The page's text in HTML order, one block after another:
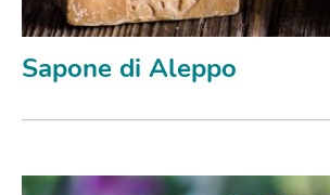
Sapone di Aleppo